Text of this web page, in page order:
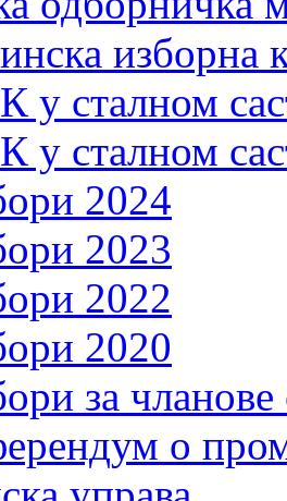
изборна
у сталном
у сталном
2024
2023
2022
2020
за
о